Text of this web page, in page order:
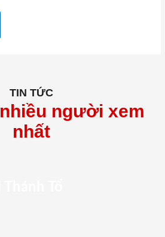
TIN TỨC
người xem
nhất